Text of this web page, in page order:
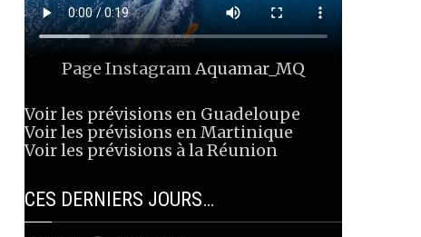
Page InstagramAquamar_MQ
Voir les prévisions en Guadeloupe
Voir les prévisions en Martinique
Voir les prévisions à la Réunion
CES DERNIERS JOURS…